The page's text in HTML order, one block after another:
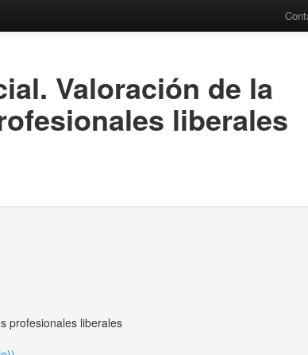
Valoración de la
liberales
profesionales liberales